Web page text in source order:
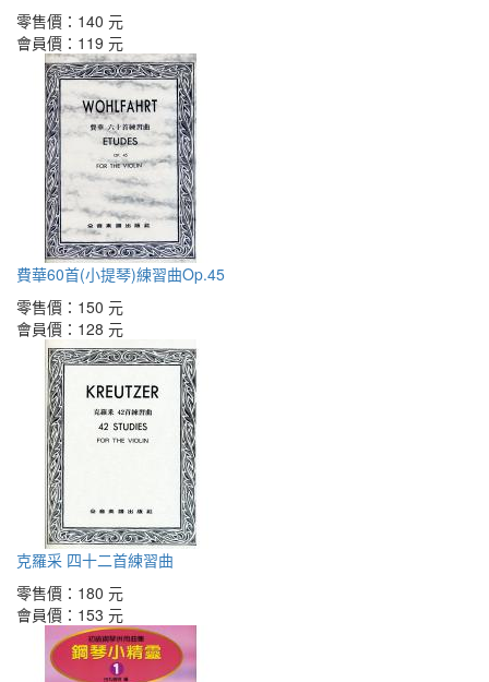
零售價： 140 元
會員價： 119 元
費華60首(小提琴)練習曲Op.45
零售價： 150 元
會員價： 128 元
克羅采 四十二首練習曲
零售價： 180 元
會員價： 153 元